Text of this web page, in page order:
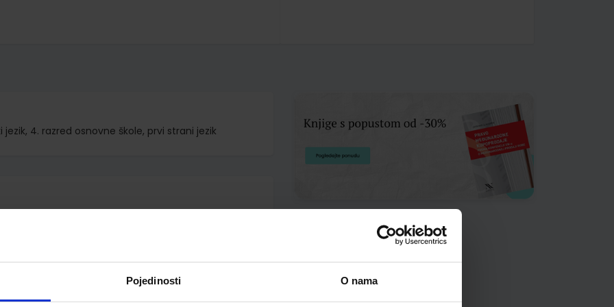
Pojedinosti O nama
jezik, 4. razred osnovne škole, prvi strani jezik